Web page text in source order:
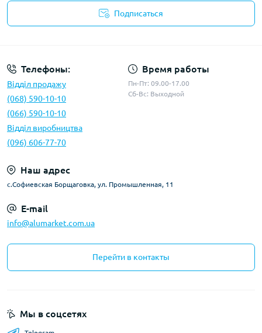
Подписаться
Телефоны:
Відділ продажу
(068) 590-10-10
(066) 590-10-10
Відділ виробництва
(096) 606-77-70
Время работы
Пн-Пт: 09.00-17.00
Сб-Вс: Выходной
Наш адрес
с.Софиевская Борщаговка, ул. Промышленная, 11
E-mail
info@alumarket.com.ua
Перейти в контакты
Мы в соцсетях